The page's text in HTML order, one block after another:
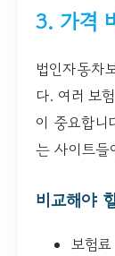
3. 가격
법인자동차
다. 여러 보
이 중요합니
는 사이트들
비교해야
보험료